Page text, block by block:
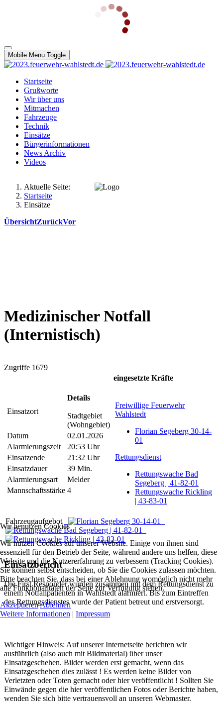
Mobile Menu Toggle
Startseite
Grußworte
Wir über uns
Mitmachen
Fahrzeuge
Technik
Einsätze
Bürgerinformationen
News Archiv
Videos
Aktuelle Seite:
Startseite
Einsätze
ÜbersichtZurückVor
Medizinischer Notfall
(Internistisch)
Zugriffe 1679
Einsatzort
Details
Stadtgebiet
(Wohngebiet)
Datum
02.01.2026
Alarmierungszeit
20:53 Uhr
Einsatzende
21:32 Uhr
Einsatzdauer
39 Min.
Alarmierungsart
Melder
Mannschaftsstärke 4
eingesetzte Kräfte
Freiwillige Feuerwehr
Wahlstedt
Florian Segeberg 30-14-
01
Rettungsdienst
Rettungswache Bad
Segeberg | 41-82-01
Rettungswache Rickling
| 43-83-01
Fahrzeugaufgebot
Einsatzbericht
Die First Responder wurden zusammen mit dem Rettungsdienst zu
einem Notfallpatienten in Wahlstedt alarmiert. Bis zum Eintreffen
des Rettungsdienstes wurde der Patient betreut und erstversorgt.
Wichtiger Hinweis: Auf unserer Internetseite berichten wir
ausführlich (also auch mit Bildmaterial) über unser
Einsatzgeschehen. Bilder werden erst gemacht, wenn das
Einsatzgeschehen dies zulässt ! Es werden keine Bilder von
Verletzten oder Toten gemacht oder hier veröffentlicht ! Sollten Sie
Einwände gegen die hier veröffentlichen Fotos oder Berichte haben,
wenden Sie sich bitte vertrauensvoll an unseren Webmaster.
Wir benutzen Cookies
Wir nutzen Cookies auf unserer Website. Einige von ihnen sind
essenziell für den Betrieb der Seite, während andere uns helfen, diese
Website und die Nutzererfahrung zu verbessern (Tracking Cookies).
Sie können selbst entscheiden, ob Sie die Cookies zulassen möchten.
Bitte beachten Sie, dass bei einer Ablehnung womöglich nicht mehr
alle Funktionalitäten der Seite zur Verfügung stehen.
AkzeptierenAblehnen
Weitere Informationen | Impressum